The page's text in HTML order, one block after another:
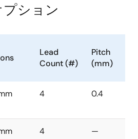
ション
Lead
Count (#)
Pitch
(mm)
4 0.4
4 —